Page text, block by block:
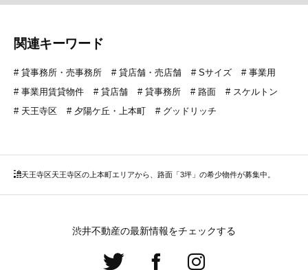
関連キーワード
貸事務所・売事務所 貸店舗・売店舗 Sサイズ
事業用
事業用賃貸物件
貸店舗 貸事務所 路面
スケルトン
天王寺区
夕陽ケ丘・上本町 グッドリッチ
天王寺区の上本町エリアから、路面「3坪」の希少物件が募集中。
天王寺区
渋井不動産の最新情報をチェックする